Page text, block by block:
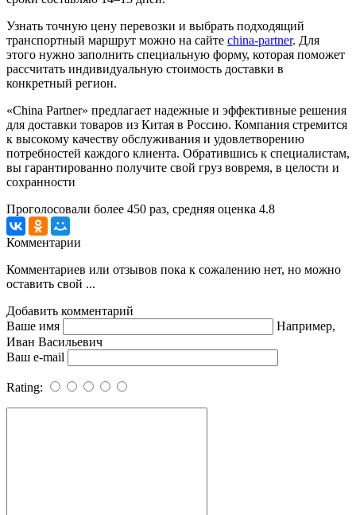
Узнать точную цену перевозки и выбрать подходящий
транспортный маршрут можно на сайте china-partner. Для
этого нужно заполнить специальную форму, которая поможет
рассчитать индивидуальную стоимость доставки в
конкретный регион.
«China Partner» предлагает надежные и эффективные решения
для доставки товаров из Китая в Россию. Компания стремится
к высокому качеству обслуживания и удовлетворению
потребностей каждого клиента. Обратившись к специалистам,
вы гарантированно получите свой груз вовремя, в целости и
сохранности
Проголосовали более 450 раз, средняя оценка 4.8
Комментарии
Комментариев или отзывов пока к сожалению нет, но можно
оставить свой ...
Добавить комментарий
Ваше имя
Например,
Иван Васильевич
Ваш e-mail
Rating: